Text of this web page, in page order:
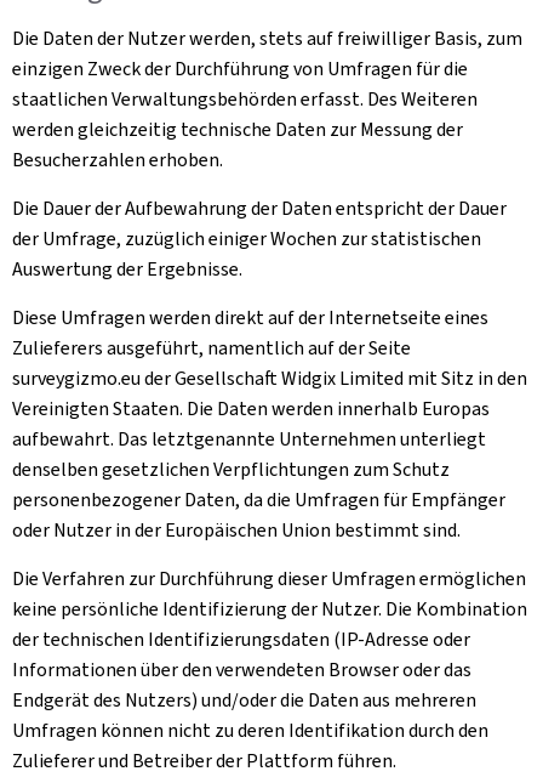
Die Daten der Nutzer werden, stets auf freiwilliger Basis, zum
einzigen Zweck der Durchführung von Umfragen für die
staatlichen Verwaltungsbehörden erfasst. Des Weiteren
werden gleichzeitig technische Daten zur Messung der
Besucherzahlen erhoben.
Die Dauer der Aufbewahrung der Daten entspricht der Dauer
der Umfrage, zuzüglich einiger Wochen zur statistischen
Auswertung der Ergebnisse.
Diese Umfragen werden direkt auf der Internetseite eines
Zulieferers ausgeführt, namentlich auf der Seite
surveygizmo.eu der Gesellschaft Widgix Limited mit Sitz in den
Vereinigten Staaten. Die Daten werden innerhalb Europas
aufbewahrt. Das letztgenannte Unternehmen unterliegt
denselben gesetzlichen Verpflichtungen zum Schutz
personenbezogener Daten, da die Umfragen für Empfänger
oder Nutzer in der Europäischen Union bestimmt sind.
Die Verfahren zur Durchführung dieser Umfragen ermöglichen
keine persönliche Identifizierung der Nutzer. Die Kombination
der technischen Identifizierungsdaten (IP-Adresse oder
Informationen über den verwendeten Browser oder das
Endgerät des Nutzers) und/oder die Daten aus mehreren
Umfragen können nicht zu deren Identifikation durch den
Zulieferer und Betreiber der Plattform führen.